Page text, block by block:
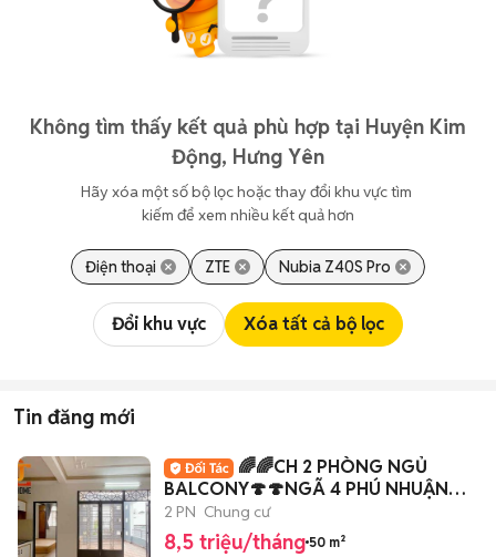
Không tìm thấy kết quả phù hợp tại Huyện Kim
Động, Hưng Yên
Hãy xóa một số bộ lọc hoặc thay đổi khu vực tìm
kiếm để xem nhiều kết quả hơn
Điện thoại ZTE Nubia Z40S Pro
Đổi khu vực Xóa tất cả bộ lọc
Tin đăng mới
🌈🌈CH 2 PHÒNG NGỦ
BALCONY🍄🍄NGÃ 4 PHÚ NHUẬN💥
💥
2 PN Chung cư
8,5 triệu/tháng 50 m²